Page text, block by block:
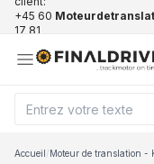
+45 60
17 81
Accueil/Moteur de translation -